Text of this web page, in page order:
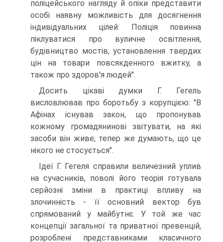
поліцейського нагляду й опіки представити
особі наявну можливість для досягнення
індивідуальних цілей. Поліція повинна
піклуватися про вуличне освітлення,
будівництво мостів, установлення твердих
цін на товари повсякденного вжитку, а
також про здоров'я людей".
Досить цікаві думки Г. Гегель
висловлював про боротьбу з корупцією: "В
Афінах існував закон, що пропонував
кожному громадянинові звітувати, на які
засоби він живе; тепер же думають, що це
нікого не стосується".
Ідеї Г. Гегеля справили величезний уплив
на сучасників, поволі його теорія готувала
серйозні зміни в практиці впливу на
злочинність - її основний вектор був
спрямований у майбутнє. У той же час
концепції загальної та приватної превенцій,
розроблені представниками класичного